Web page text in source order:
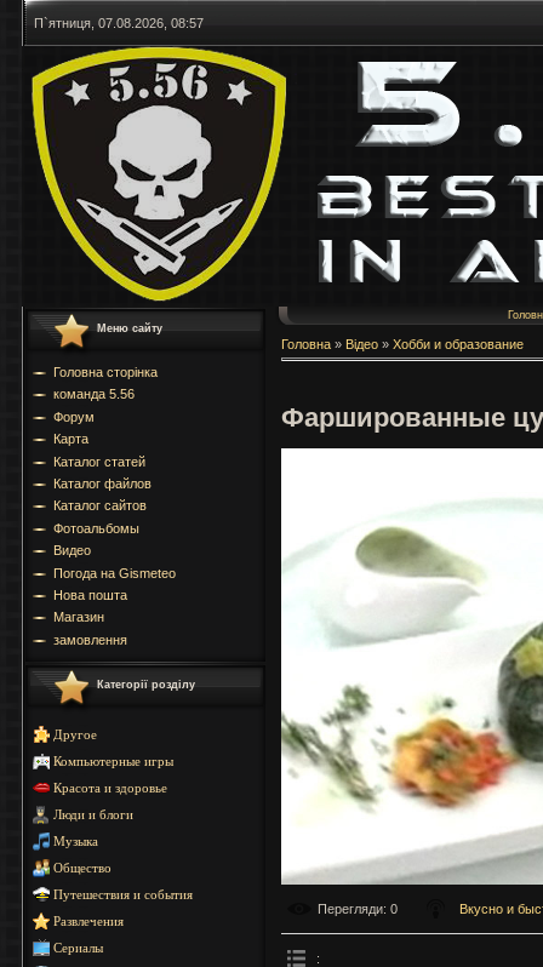
П`ятниця, 07.08.2026, 08:57
Меню сайту
Головна сторінка
команда 5.56
Форум
Карта
Каталог статей
Каталог файлов
Каталог сайтов
Фотоальбомы
Видео
Погода на Gismeteo
Нова пошта
Магазин
замовлення
Категорії розділу
Другое
Компьютерные игры
Красота и здоровье
Люди и блоги
Музыка
Общество
Путешествия и события
Развлечения
Сериалы
Головна » Відео » Хобби и образование
Фаршированные
Перегляди: 0 Вкусно и
: